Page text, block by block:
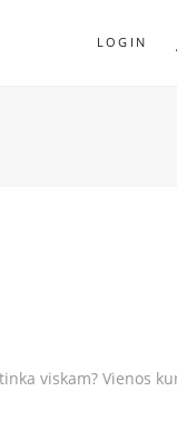
LOGIN
viskam? Vienos